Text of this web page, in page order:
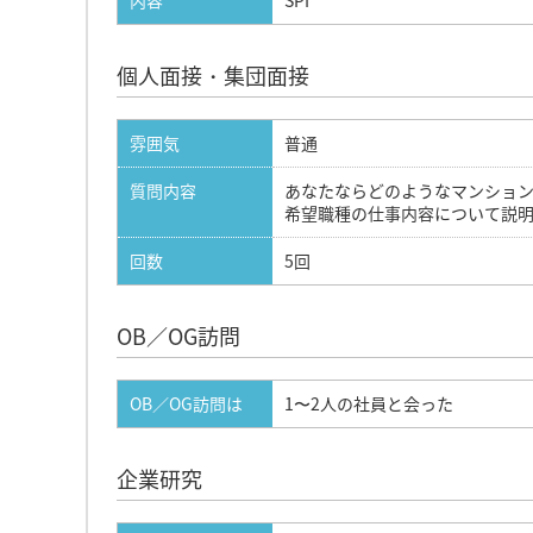
個人面接・集団面接
雰囲気
普通
質問内容
あなたならどのようなマンショ
希望職種の仕事内容について説明
回数
5回
OB／OG訪問
OB／OG訪問は 1〜2人の社員と会った
企業研究